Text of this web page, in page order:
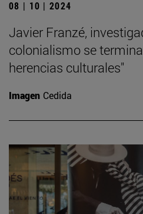
08 | 10 | 2024
Javier Franzé,
colonialismo se
herencias culturales"
Imagen Cedida